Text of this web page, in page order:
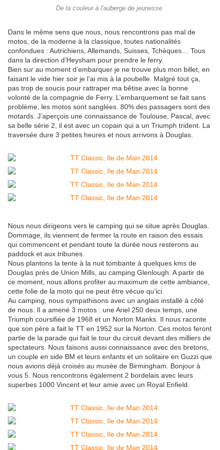
De la couleur à l'auberge de jeunesse.
Dans le même sens que nous, nous rencontrons pas mal de
motos, de la moderne à la classique, toutes nationalités
confondues : Autrichiens, Allemands, Suisses, Tchèques… Tous
dans la direction d’Heysham pour prendre le ferry.
Bien sur au moment d’embarquer je ne trouve plus mon billet, en
faisant le vide hier soir je l’ai mis à la poubelle. Malgré tout ça,
pas trop de soucis pour rattraper ma bêtise avec la bonne
volonté de la compagnie de Ferry. L’embarquement se fait sans
problème, les motos sont sanglées. 80% des passagers sont des
motards. J’aperçois une connaissance de Toulouse, Pascal, avec
sa belle série 2, il est avec un copain qui a un Triumph trident. La
traversée dure 3 petites heures et nous arrivons à Douglas.
Nous nous dirigeons vers le camping qui se situe après Douglas.
Dommage, ils viennent de fermer la route en raison des essais
qui commencent et pendant toute la durée nous resterons au
paddock et aux tribunes.
Nous plantons la tente à la nuit tombante à quelques kms de
Douglas près de Union Mills, au camping Glenlough. A partir de
ce moment, nous allons profiter au maximum de cette ambiance,
cette folie de la moto qui ne peut être vécue qu’ici.
Au camping, nous sympathisons avec un anglais installé à côté
de nous. Il a amené 3 motos : une Ariel 250 deux temps, une
Triumph coursifiée de 1968 et un Norton Manks. Il nous raconte
que son père a fait le TT en 1952 sur la Norton. Ces motos feront
partie de la parade qui fait le tour du circuit devant des milliers de
spectateurs. Nous faisons aussi connaissance avec des bretons,
un couple en side BM et leurs enfants et un solitaire en Guzzi que
nous avions déjà croisés au musée de Birmingham. Bonjour à
vous 5. Nous rencontrons également 2 bordelais avec leurs
superbes 1000 Vincent et leur amie avec un Royal Enfield.